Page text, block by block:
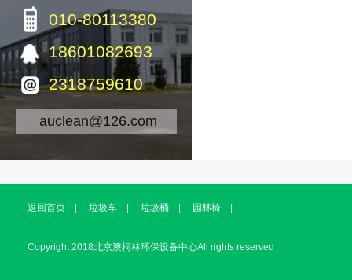
010-80113380
18601082693
2318759610
auclean@126.com
返回首页 垃圾车 垃圾桶 园林椅
Copyright 2018北京澳柯林环保设备中心All rights reserved